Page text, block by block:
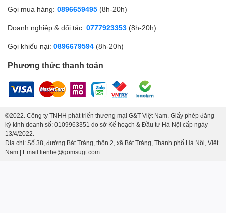
Gọi mua hàng: 0896659495 (8h-20h)
Doanh nghiệp & đối tác: 0777923353 (8h-20h)
Gọi khiếu nại: 0896679594 (8h-20h)
Phương thức thanh toán
©2022. Công ty TNHH phát triển thương mại G&T Việt Nam. Giấy phép đăng
ký kinh doanh số: 0109963351 do sở Kế hoạch & Đầu tư Hà Nội cấp ngày
13/4/2022.
Địa chỉ: Số 38, đường Bát Tràng, thôn 2, xã Bát Tràng, Thành phố Hà Nội, Việt
Nam | Email:lienhe@gomsugt.com.